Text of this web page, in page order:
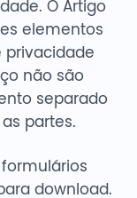
O Artigo
elementos
privacidade
não são
separado
partes.
download.